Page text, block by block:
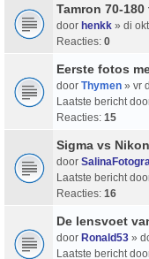
Tamron 70-
door henkk » di
Reacties: 0
Eerste fotos
door Thymen » vr
Laatste bericht
Reacties: 15
Sigma vs Nikon
door
Laatste bericht
Reacties: 16
De lensvoet
door Ronald53 »
Laatste bericht